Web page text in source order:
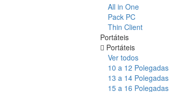
All in One
Pack PC
Thin Client
Portáteis
Portáteis
Ver todos
10 a 12 Polegadas
13 a 14 Polegadas
15 a 16 Polegadas